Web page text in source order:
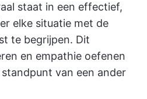
staat in een effectief,
elke situatie met de
te begrijpen. Dit
en empathie oefenen
van een ander